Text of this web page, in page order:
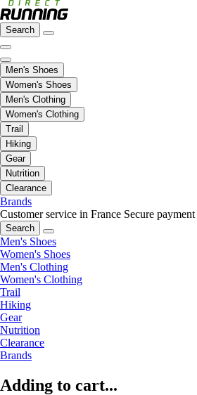
Search
Men's Shoes
Women's Shoes
Men's Clothing
Women's Clothing
Trail
Hiking
Gear
Nutrition
Clearance
Brands
Customer service in France Secure payment
Search
Men's Shoes
Women's Shoes
Men's Clothing
Women's Clothing
Trail
Hiking
Gear
Nutrition
Clearance
Brands
Adding to cart...